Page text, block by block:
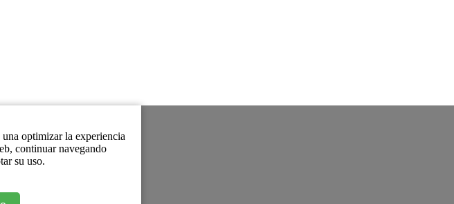
optimizar la experiencia
continuar navegando
su uso.